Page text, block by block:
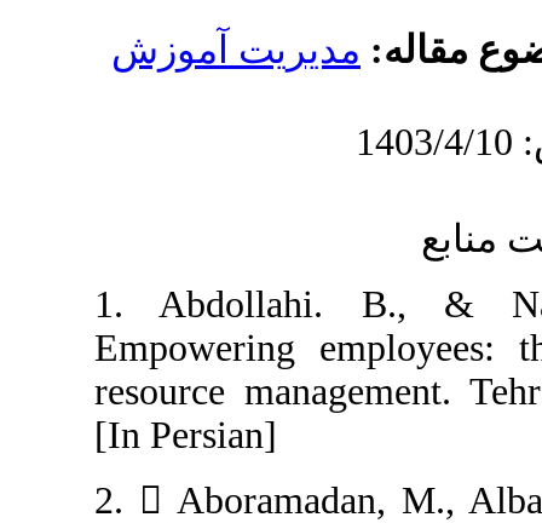
آموزش
1. Abdollahi.
Empowering
resource
2. 